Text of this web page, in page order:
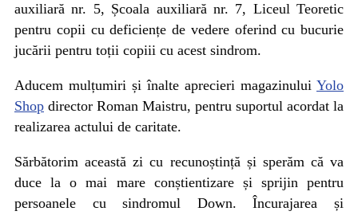
auxiliară nr. 5, Școala auxiliară nr. 7, Liceul Teoretic
pentru copii cu deficiențe de vedere oferind cu bucurie
jucării pentru toții copiii cu acest sindrom.
Aducem mulțumiri și înalte aprecieri magazinului Yolo
Shop director Roman Maistru, pentru suportul acordat la
realizarea actului de caritate.
Sărbătorim această zi cu recunoștință și sperăm că va
duce la o mai mare conștientizare și sprijin pentru
persoanele cu sindromul Down.Încurajarea și